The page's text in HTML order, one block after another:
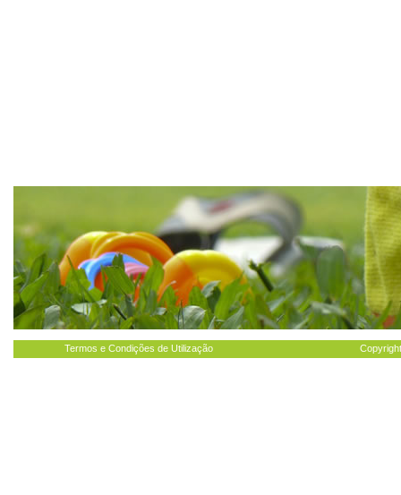
Termos e Condições de Utilização